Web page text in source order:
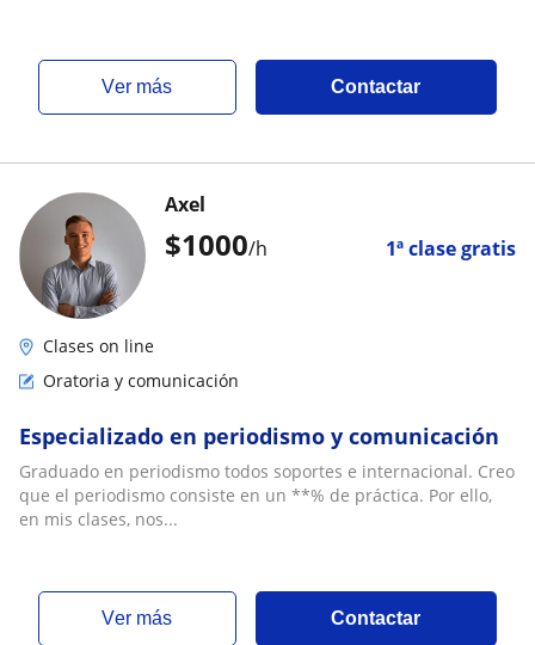
ver más Contactar
$1000/h 1ª clase gratis
Axel
Clases on line
Oratoria y comunicación
Especializado en periodismo y comunicación
Graduado en periodismo todos soportes e internacional. Creo
que el periodismo consiste en un **% de práctica. Por ello,
en mis clases, nos...
ver más Contactar